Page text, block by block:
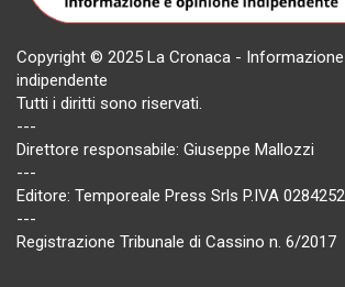
Copyright © 2025 La Cronaca -
indipendente
Tutti i diritti sono riservati.
---
Direttore responsabile: Giuseppe Mallozzi
---
Editore: Temporeale Press Srls P.IVA
---
Registrazione Tribunale di Cassino n. 6/2017